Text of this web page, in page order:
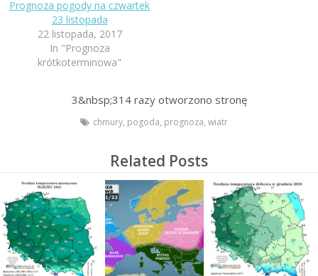
Prognoza pogody na czwartek
23 listopada
22 listopada, 2017
In "Prognoza
krótkoterminowa"
3&nbsp;314razy otworzono stronę
chmury, pogoda, prognoza, wiatr
Related Posts